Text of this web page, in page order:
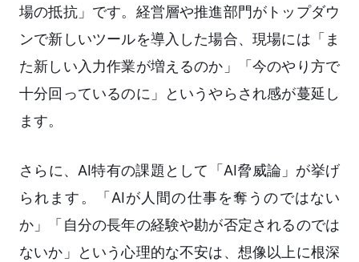
場の抵抗」です。経営層や推進部門がトップダウ
ンで新しいツールを導入した場合、現場には「ま
た新しい入力作業が増えるのか」「今のやり方で
十分回っているのに」というやらされ感が蔓延し
ます。
さらに、AI特有の課題として「AI脅威論」が挙げ
られます。「AIが人間の仕事を奪うのではない
か」「自分の長年の経験や勘が否定されるのでは
ないか」という心理的な不安は、想像以上に根深